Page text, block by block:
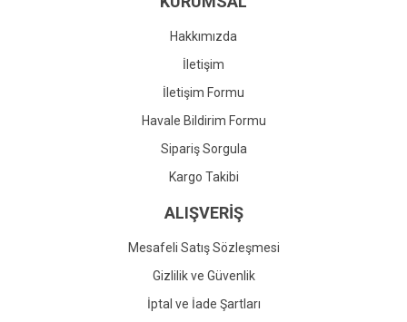
Gönder
Hakkımızda
İletişim
İletişim Formu
Havale Bildirim Formu
Sipariş Sorgula
Kargo Takibi
ALIŞVERİŞ
Mesafeli Satış Sözleşmesi
Gizlilik ve Güvenlik
İptal ve İade Şartları